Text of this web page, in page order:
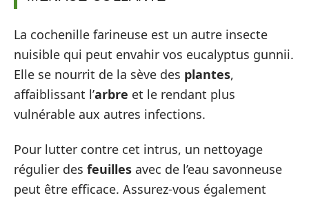
La cochenille farineuse est un autre insecte
nuisible qui peut envahir vos eucalyptus gunnii.
Elle se nourrit de la sève des plantes,
affaiblissant l’arbre et le rendant plus
vulnérable aux autres infections.
Pour lutter contre cet intrus, un nettoyage
régulier des feuilles avec de l’eau savonneuse
peut être efficace. Assurez-vous également